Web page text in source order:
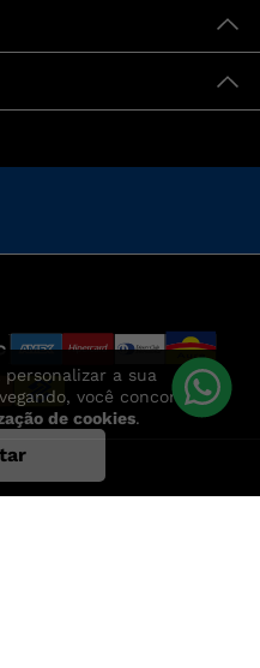
a sua
você concorda
de cookies.